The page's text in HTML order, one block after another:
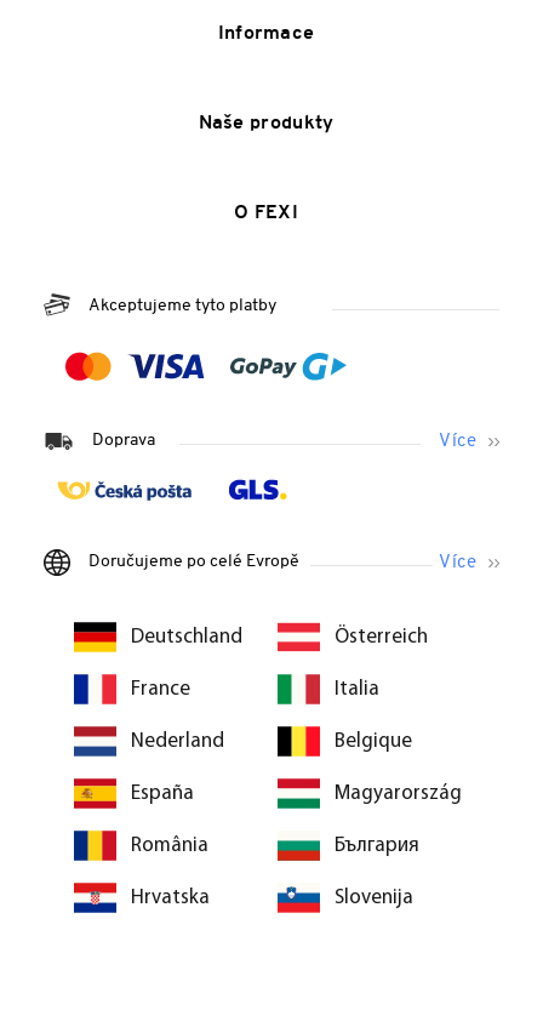
Informace
Naše produkty
O FEXI
Akceptujeme tyto platby
Doprava
Doručujeme po celé Evropě
Deutschland Österreich
France Italia
Nederland Belgique
España Magyarország
România България
Hrvatska Slovenija